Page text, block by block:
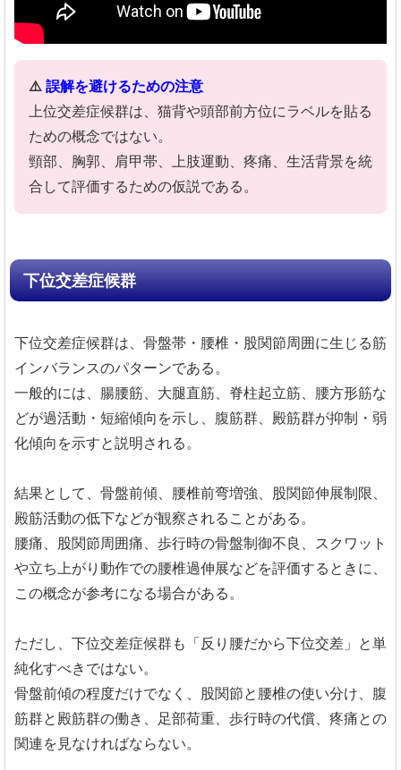
⚠️ 誤解を避けるための注意
上位交差症候群は、猫背や頭部前方位にラベルを貼る
ための概念ではない。
頸部、胸郭、肩甲帯、上肢運動、疼痛、生活背景を統
合して評価するための仮説である。
下位交差症候群
下位交差症候群は、骨盤帯・腰椎・股関節周囲に生じる筋
インバランスのパターンである。
一般的には、腸腰筋、大腿直筋、脊柱起立筋、腰方形筋な
どが過活動・短縮傾向を示し、腹筋群、殿筋群が抑制・弱
化傾向を示すと説明される。
結果として、骨盤前傾、腰椎前弯増強、股関節伸展制限、
殿筋活動の低下などが観察されることがある。
腰痛、股関節周囲痛、歩行時の骨盤制御不良、スクワット
や立ち上がり動作での腰椎過伸展などを評価するときに、
この概念が参考になる場合がある。
ただし、下位交差症候群も「反り腰だから下位交差」と単
純化すべきではない。
骨盤前傾の程度だけでなく、股関節と腰椎の使い分け、腹
筋群と殿筋群の働き、足部荷重、歩行時の代償、疼痛との
関連を見なければならない。